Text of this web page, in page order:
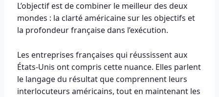
L’objectif est de combiner le meilleur des deux
mondes : la clarté américaine sur les objectifs et
la profondeur française dans l’exécution.
Les entreprises françaises qui réussissent aux
États-Unis ont compris cette nuance. Elles parlent
le langage du résultat que comprennent leurs
interlocuteurs américains, tout en maintenant les